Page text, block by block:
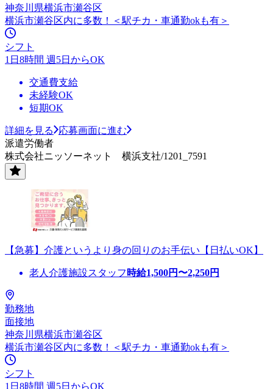
神奈川県横浜市瀬谷区
横浜市瀬谷区内に多数！＜駅チカ・車通勤okも有＞
シフト
1日8時間 週5日からOK
交通費支給
未経験OK
短期OK
詳細を見る
応募画面に進む
派遣労働者
株式会社ニッソーネット 横浜支社/1201_7591
【急募】介護というより身の回りのお手伝い【日払いOK】
老人介護施設スタッフ 時給1,500円〜2,250円
勤務地
面接地
神奈川県横浜市瀬谷区
横浜市瀬谷区内に多数！＜駅チカ・車通勤okも有＞
シフト
1日8時間 週5日からOK